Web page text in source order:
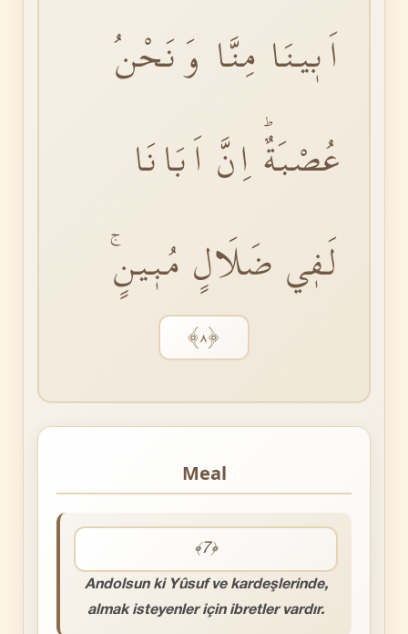
اَبٖينَا مِنَّا وَنَحْنُ
عُصْبَةٌؕ اِنَّ اَبَانَا
لَفٖي ضَلَالٍ مُبٖينٍۚ
﴿٨﴾
Meal
﴾7﴿
Andolsun ki Yûsuf ve kardeşlerinde,
almak isteyenler için ibretler vardır.